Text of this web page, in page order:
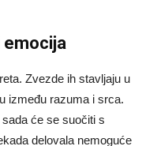
emocija
Zvezde ih stavljaju u
između razuma i srca.
će se suočiti s
delovala nemoguće